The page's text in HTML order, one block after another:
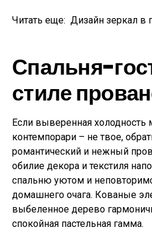
Читать еще: Дизайн зеркал в
Спальня-
стиле
Если выверенная
контемпорари – не твое,
романтический и нежный
обилие декора и текстиля
спальню уютом и
домашнего очага. Кованые
выбеленное дерево
спокойная пастельная гамма.